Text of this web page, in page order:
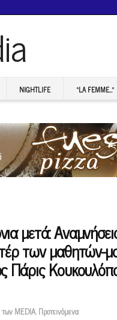
NIGHTLIFE “LA FEMME…”
μετά:
των
Πάρις
MEDIA,Προτεινόμενα